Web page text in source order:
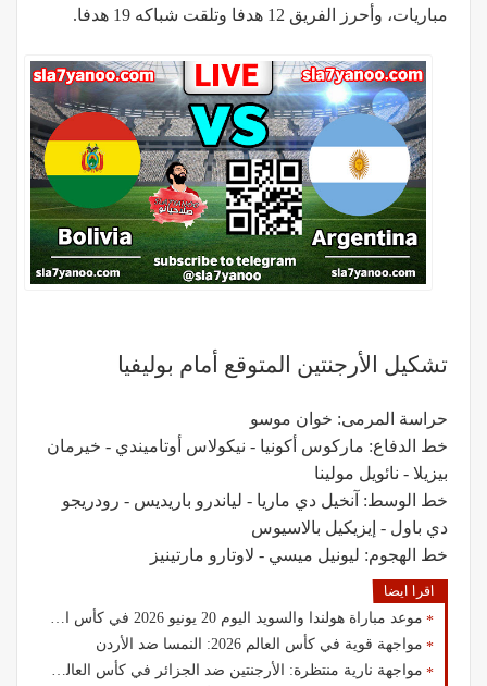
مباريات، وأحرز الفريق 12 هدفا وتلقت شباكه 19 هدفا.
تشكيل الأرجنتين المتوقع أمام بوليفيا
حراسة المرمى: خوان موسو
خط الدفاع: ماركوس أكونيا - نيكولاس أوتاميندي - خيرمان
بيزيلا - نائويل مولينا
خط الوسط: آنخيل دي ماريا - لياندرو باريديس - رودريجو
دي باول - إيزيكيل بالاسيوس
خط الهجوم: ليونيل ميسي - لاوتارو مارتينيز
اقرا ايضا
موعد مباراة هولندا والسويد اليوم 20 يونيو 2026 في كأس العالم 2026
مواجهة قوية في كأس العالم 2026: النمسا ضد الأردن
مواجهة نارية منتظرة: الأرجنتين ضد الجزائر في كأس العالم 2026